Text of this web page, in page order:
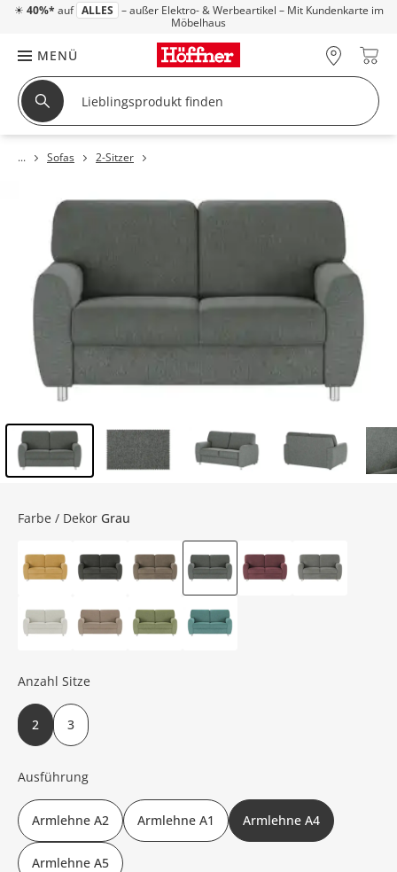
☀ 40%* auf ALLES – außer Elektro- & Werbeartikel – Mit Kundenkarte im
Möbelhaus
MENÜ
Sofas 2-Sitzer
Farbe / Dekor Grau
Anzahl Sitze
2 3
Ausführung
Armlehne A2 Armlehne A1 Armlehne A4
Armlehne A5